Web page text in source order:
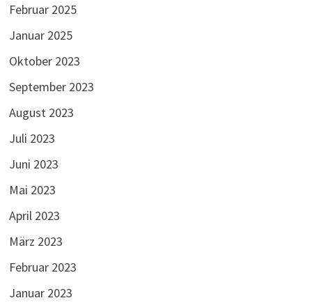
Februar 2025
Januar 2025
Oktober 2023
September 2023
August 2023
Juli 2023
Juni 2023
Mai 2023
April 2023
März 2023
Februar 2023
Januar 2023